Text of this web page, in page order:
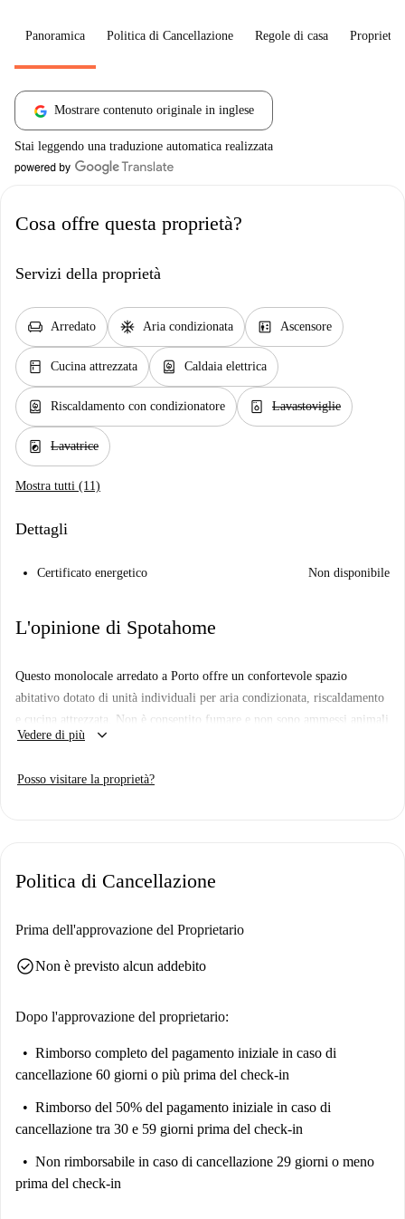
Panoramica Politica di Cancellazione Regole di casa
Mostrare contenuto originale in inglese
Stai leggendo una traduzione automatica realizzata
Cosa offre questa proprietà?
Servizi della proprietà
chair Arredato ac_unit Aria condizionata elevator Ascensore
kitchen Cucina attrezzata water_heater Caldaia elettrica
water_heater Riscaldamento con condizionatore dishwasher_gen Lavastoviglie
local_laundry_service Lavatrice
Mostra tutti (11)
Dettagli
Certificato energetico Non disponibile
L'opinione di Spotahome
Questo monolocale arredato a Porto offre un confortevole spazio
abitativo dotato di unità individuali per aria condizionata, riscaldamento
e cucina attrezzata. Non è consentito fumare e non sono ammessi animali
domestici nella proprietà. Inoltre, il Wi-Fi è disponibile tramite
homechecker di Spotahome, tutti i proprietari vengono sottoposti a un
Busto A Guilherme Gomes Fernandes, la libreria Lello e la scultura
cittadina e i monumenti culturali di Porto.
Vedere di più keyboard_arrow_down
Posso visitare la proprietà?
Politica di Cancellazione
Prima dell'approvazione del Proprietario
check_circleNon è previsto alcun addebito
Dopo l'approvazione del proprietario:
Rimborso completo del pagamento iniziale in caso di
cancellazione 60 giorni o più prima del check-in
Rimborso del 50% del pagamento iniziale in caso di
cancellazione tra 30 e 59 giorni prima del check-in
Non rimborsabile in caso di cancellazione 29 giorni o meno
prima del check-in